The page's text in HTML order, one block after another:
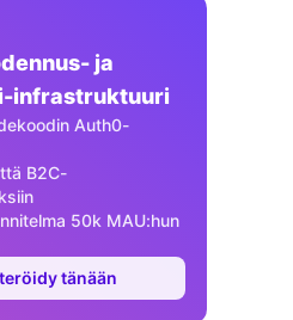
ja
infrastruktuuri
Auth0-
B2C-
50k MAU:hun
tänään